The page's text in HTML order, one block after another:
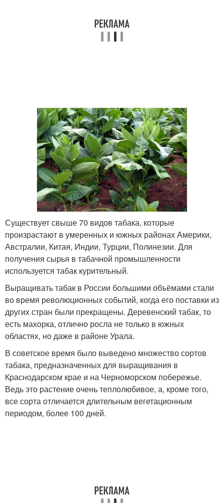
Существует свыше 70 видов табака, которые
произрастают в умеренных и южных районах Америки,
Австралии, Китая, Индии, Турции, Полинезии. Для
получения сырья в табачной промышленности
используется табак курительный.
Выращивать табак в России большими объёмами стали
во время революционных событий, когда его поставки из
других стран были прекращены. Деревенский табак, то
есть махорка, отлично росла не только в южных
областях, но даже в районе Урала.
В советское время было выведено множество сортов
табака, предназначенных для выращивания в
Краснодарском крае и на Черноморском побережье.
Ведь это растение очень теплолюбивое, а, кроме того,
все сорта отличается длительным вегетационным
периодом, более 100 дней.